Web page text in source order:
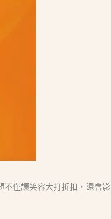
僅讓笑容大打折扣，還會